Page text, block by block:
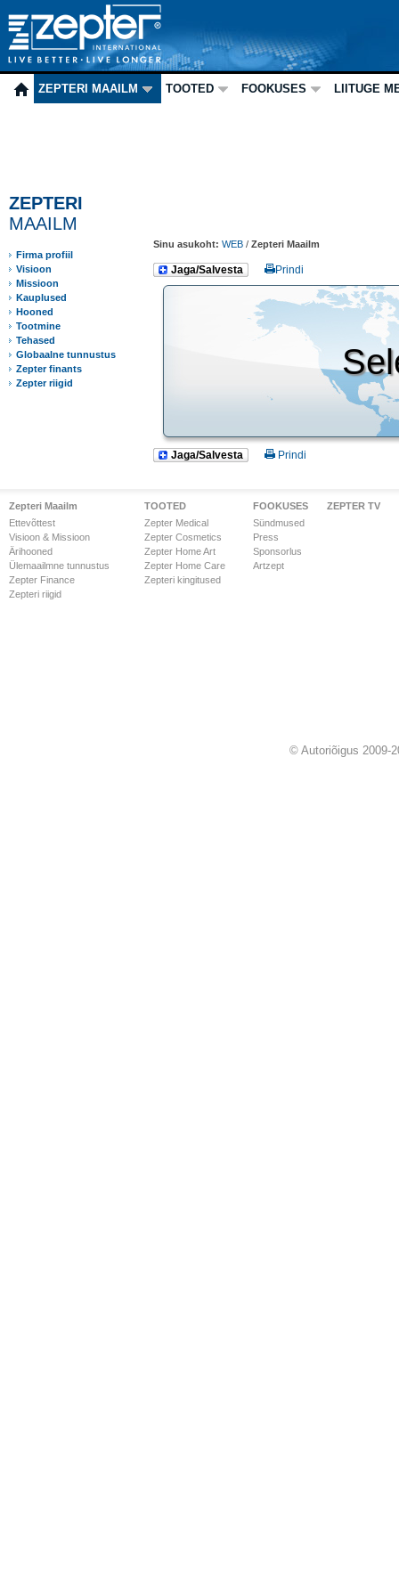
ZEPTERI MAAILM TOOTED FOOKUSES LIITUGE
ZEPTERI
MAAILM
Firma profiil
Visioon
Missioon
Kauplused
Hooned
Tootmine
Tehased
Globaalne tunnustus
Zepter finants
Zepter riigid
Sinu asukoht: WEB / Zepteri Maailm
Jaga/Salvesta Prindi
Jaga/Salvesta Prindi
Zepteri Maailm
Ettevõttest
Visioon & Missioon
Ärihooned
Ülemaailmne tunnustus
Zepter Finance
Zepteri riigid
TOOTED
Zepter Medical
Zepter Cosmetics
Zepter Home Art
Zepter Home Care
Zepteri kingitused
FOOKUSES
Sündmused
Press
Sponsorlus
Artzept
ZEPTER TV
© Autoriõigus 2009-